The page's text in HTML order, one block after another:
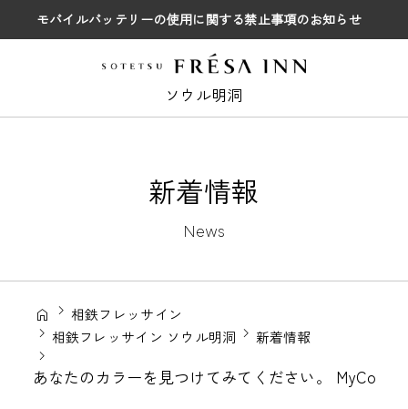
モバイルバッテリーの使用に関する禁止事項のお知らせ
ソウル明洞
新着情報
News
相鉄フレッサイン
相鉄フレッサイン ソウル明洞
新着情報
あなたのカラーを見つけてみてください。